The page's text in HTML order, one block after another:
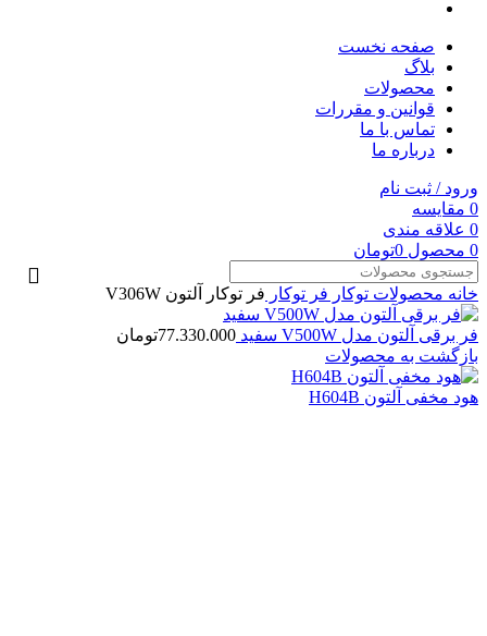
صفحه نخست
بلاگ
محصولات
قوانین و مقررات
تماس با ما
درباره ما
ورود / ثبت نام
0 مقایسه
0 علاقه مندی
0 محصول 0تومان
خانه محصولات توکار فر توکار فر توکار آلتون V306W
فر برقی آلتون مدل V500W سفید 77.330.000تومان
بازگشت به محصولات
هود مخفی آلتون H604B